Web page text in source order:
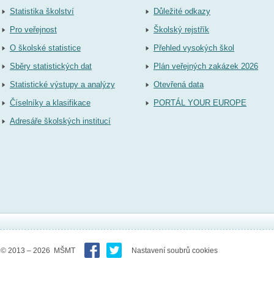
Statistika školství
Pro veřejnost
O školské statistice
Sběry statistických dat
Statistické výstupy a analýzy
Číselníky a klasifikace
Adresáře školských institucí
Důležité odkazy
Školský rejstřík
Přehled vysokých škol
Plán veřejných zakázek 2026
Otevřená data
PORTÁL YOUR EUROPE
© 2013 – 2026 MŠMT Nastavení soubrů cookies